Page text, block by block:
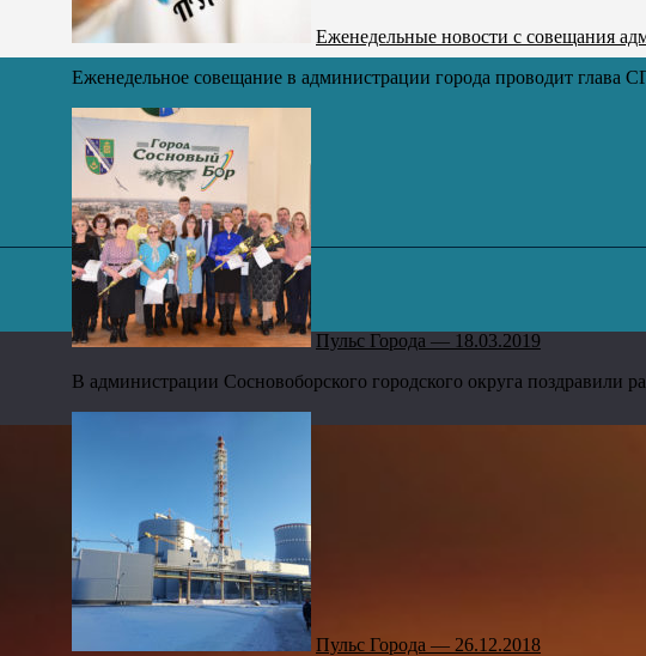
Еженедельные новости с совещания
Еженедельное совещание в администрации города проводит
Пульс Города — 18.03.2019
В администрации Сосновоборского городского округа поздравили
Пульс Города — 26.12.2018